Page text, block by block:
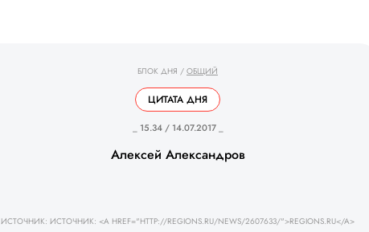
БЛОК ДНЯ / ОБЩИЙ
ЦИТАТА ДНЯ
_ 15.34 / 14.07.2017 _
Алексей Александров
ИСТОЧНИК: ИСТОЧНИК: <A HREF="HTTP://REGIONS.RU/NEWS/2607633/">REGIONS.RU</A>